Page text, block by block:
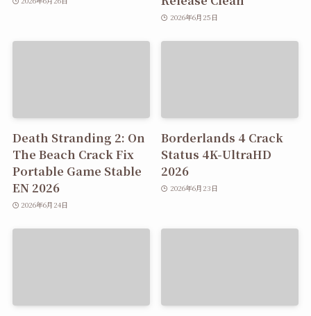
2026年6月25日
Death Stranding 2: On
The Beach Crack Fix
Portable Game Stable
EN 2026
2026年6月24日
Borderlands 4 Crack
Status 4K-UltraHD
2026
2026年6月23日